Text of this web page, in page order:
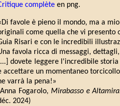
complète en png.
favole è pieno il mondo, ma a
come quella che vi presento
Risari e con le incredibili
favola ricca di messaggi,
dovete leggere l'incredibile
accettare un momentaneo
varrà la pena!»
Fogarolo, Mirabasso e
2024)